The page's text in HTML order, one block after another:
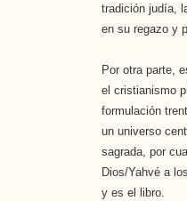
tradición judía,
en su regazo y
Por otra parte,
el cristianismo
formulación
un universo
sagrada, por
Dios/Yahvé a
y es el libro.